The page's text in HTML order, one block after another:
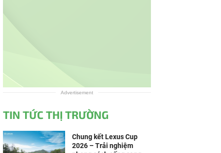
Advertisement
TIN TỨC THỊ TRƯỜNG
Chung kết Lexus Cup
2026 – Trải nghiệm